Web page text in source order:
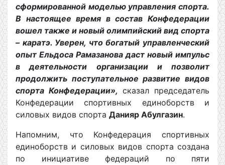
сформированной моделью управления спорта.
В настоящее время в состав Конфедерации
вошел также и новый олимпийский вид спорта
– каратэ. Уверен, что богатый управленческий
опыт Ельдоса Рамазанова даст новый импульс
в деятельности организации и позволит
продолжить поступательное развитие видов
спорта Конфедерации», сказал председатель
Конфедерации спортивных единоборств и
силовых видов спорта Данияр Абулгазин.
Напомним, что Конфедерация спортивных
единоборств и силовых видов спорта создана
по инициативе федераций по пяти